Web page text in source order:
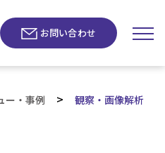
お問い合わせ
ー・事例 > 観察・画像解析